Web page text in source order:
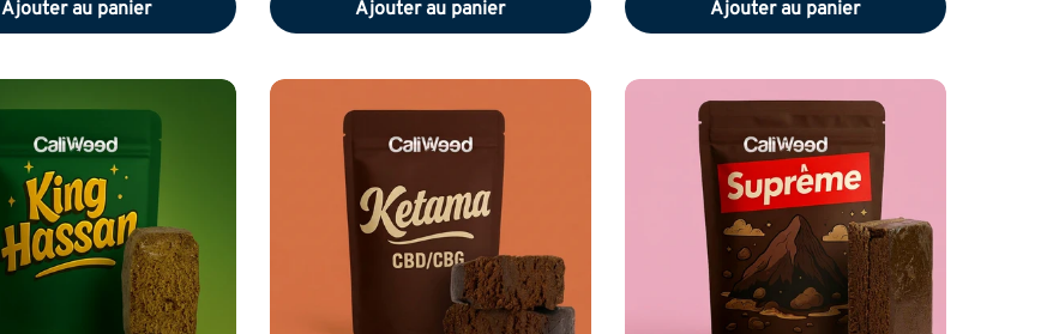
Ajouter au panier Ajouter au panier Ajouter au panier